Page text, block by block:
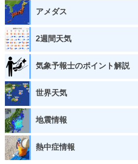
アメダス
2週間天気
気象予報士のポイント解説
世界天気
地震情報
熱中症情報